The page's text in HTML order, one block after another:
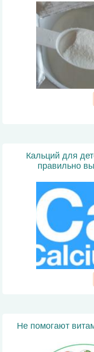
Кальций для
правильно
Не помогают